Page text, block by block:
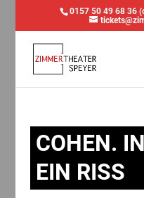
0157 50 49 68 36
COHEN.
EIN RISS